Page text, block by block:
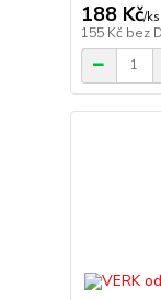
188 Kč/ks
155 Kč bez